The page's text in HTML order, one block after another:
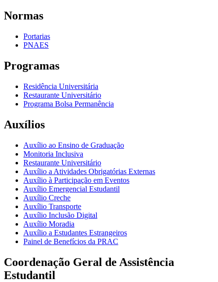
Normas
Portarias
PNAES
Programas
Residência Universitária
Restaurante Universitário
Programa Bolsa Permanência
Auxílios
Auxílio ao Ensino de Graduação
Monitoria Inclusiva
Restaurante Universitário
Auxílio a Atividades Obrigatórias Externas
Auxílio à Participação em Eventos
Auxílio Emergencial Estudantil
Auxílio Creche
Auxílio Transporte
Auxílio Inclusão Digital
Auxílio Moradia
Auxílio a Estudantes Estrangeiros
Painel de Benefícios da PRAC
Coordenação Geral de Assistência
Estudantil